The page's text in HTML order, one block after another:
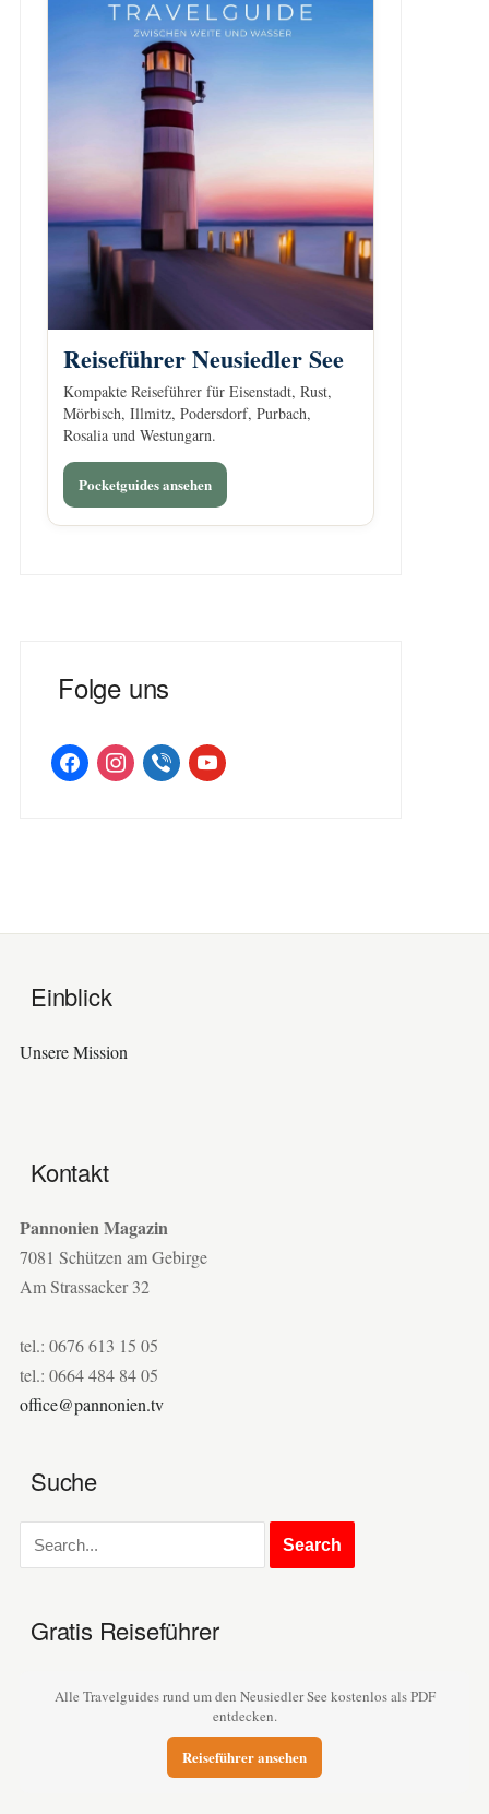
Reiseführer Neusiedler See
Kompakte Reiseführer für Eisenstadt, Rust,
Mörbisch, Illmitz, Podersdorf, Purbach,
Rosalia und Westungarn.
Pocketguides ansehen
Folge uns
facebookinstagramviber youtube
Einblick
Unsere Mission
Kontakt
Pannonien Magazin
7081 Schützen am Gebirge
Am Strassacker 32
tel.: 0676 613 15 05
tel.: 0664 484 84 05
office@pannonien.tv
Suche
Gratis Reiseführer
Alle Travelguides rund um den Neusiedler See kostenlos als PDF
entdecken.
Reiseführer ansehen